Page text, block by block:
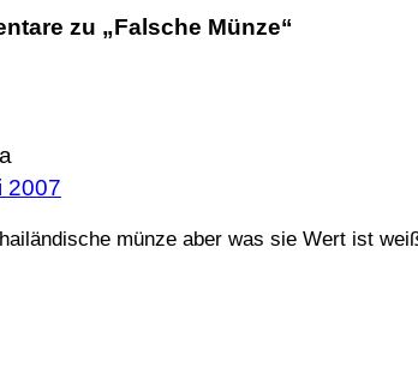
zu „Falsche Münze“
2007
münze aber was sie Wert ist